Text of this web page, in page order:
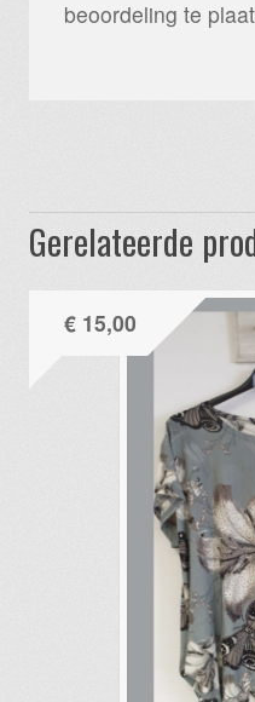
beoordeling te
Gerelateerde
€15,00